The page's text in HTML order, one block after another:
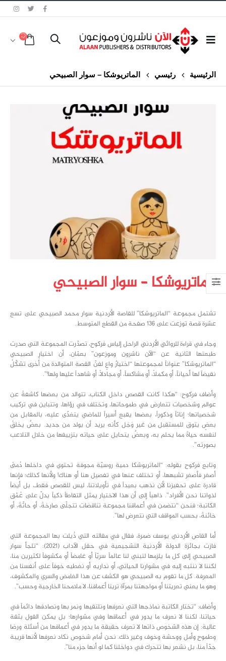
الرئيسية رئيسي الماتريوشكا – سوار الصبيحي
الماتريوشكا – سوار الصبيحي
تشتمل مجموعة “الماتريوشكا” للقاصة الأردنية سوار محمد الصبيحي على تسع
عشرة قصة توزعت على 136 صفحة من القطع المتوسط.
وجاء في قراءة للروائي الأردني الراحل إلياس فركوح، تصدّرت المجموعة التي صدرت
طبعتها الثانية عن “الآن ناشرون وموزعون” بعمّان، أن اختيار الصبيحي
“الماتريوشكا” عنواناً لمجموعتها “اختيارٌ واعٍ لفنّ القصة المتوالدة من أُخرى تشكّلُ
نقيضاً لها أحياناً، أو مكملاً، أو مشاكساً، أو مجادلاً، أو شاهداً عليها ولها!”.
وأضاف فركوح: “هكذا كانت القصص داخل الكتاب، تتوالد من بعضها كاشفةً عن
عوالم وشخصيات تتعارض في طموحاتها، وتختلف في رؤاها، وتتباين في تركيب
شخصياتها؛ إناثاً وذكوراً، بعضها يقبع أسيراً للماضي يتغذّى عليه، بالمقابل من
بعضٍ يتوق للمستقبل من غير وَجَل كأنه يريد أن يولد من جديد. بعضٌ يخلقُ
لنفسه حياةً مما يحلم به، وبعضٌ يتحايل على حياته بتزييفها من خلال التلاعب
بصورته”.
وتابع فركوح بقوله: “الماتريوشكا دمية روسيّة مجوفة تحتوي في داخلها دُمىً
أصغر فأصغر تشبهها، أو تختلف عنها في تفصيل هنا أو هناك! ولأنها كذلك؛ فإنها
قادرة على تحفيزنا لأن نذهب بعيداً في تأويلاتنا، ليس للقصص فقطـ، بل أيضاً
لذواتنا نحن الأفراد”. ذاهباً إلى أن هذا الاختيار يمثل التقاطاً ذكياً يدلّ على عُمْق
الكاتبة؛ فنحن “نتضمن في أعماقنا مجموعة تناقضات تتجلّى صارخةً، أو حاثّةً، أو
خائنةً، بحسب المواقف التي نتعرض لها”.
أما القاص الأردني يوسف ضمرة، فقال في مقالته التي ذُيلت بها المجموعة التي
فازت بجائزة الدولة الأردنية التشجيعية في حقل الآداب (2021): “تلجأ سوار
الصبيحي إلى كل ما يلزمها لتبني لنا عالماً سريّاً أو غامضاً أو مكشوفاً لكثيرين منا،
لكننا لا ننتبه إليه في مشوارنا الحياتي، أو نداريه أو نغطيه خوفاً على أنفسنا من
المعرفة. كل ما تقوم به الصبيحي هو الكشف عن هذا الغامض والسري والمكشوف،
وهو ما يعني تعريتنا أو مواجهتنا بمرآة ترينا أعماقنا، لا ملامحنا الخارجية وحسب”.
وأضاف: “تختار الكاتبة نماذجها التي نعرفها ونلتقيها ونمر بها ونصادفها دائماً في
حياتنا، لكننا لا نعرف ما يدور في أعماقها وفي مشوارها؛ بل يمكن القول بثقة
عالية: إن هذه الشخوص ذاتها لا تعرف حقيقة ما يدور في أعماقها من أسئلة ورضا
وطموح وأمل ووحشة وخوف وغير ذلك. نحن أمام شخوص نكاد نعرفها لأنها قريبة
جدّاً منا، بل نشعر بها تتحرك في دواخلنا كما لو أنها جزء منا”.